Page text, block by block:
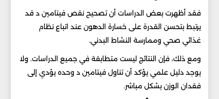
فقد أظهرت بعض الدراسات أن تصحيح نقص فيتامين د قد
يرتبط بتحسن القدرة على خسارة الدهون عند اتباع نظام
غذائي صحي وممارسة النشاط البدني.
ومع ذلك، فإن النتائج ليست متطابقة في جميع الدراسات. ولا
يوجد دليل علمي يؤكد أن تناول فيتامين د وحده يؤدي إلى
فقدان الوزن بشكل مباشر.